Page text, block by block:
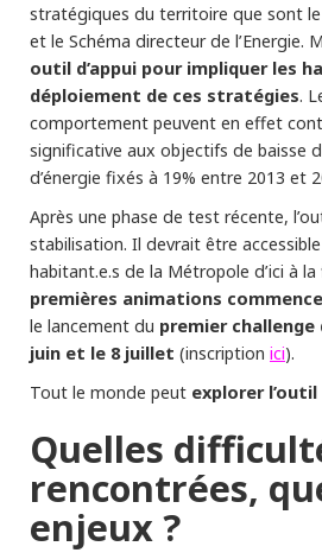
stratégiques du territoire que sont le
et le Schéma directeur de l’Energie.
outil d’appui pour impliquer les
déploiement de ces stratégies.
comportement peuvent en effet
significative aux objectifs de baisse
d’énergie fixés à 19% entre 2013 et
Après une phase de test récente,
stabilisation. Il devrait être accessible
habitant.e.s de la Métropole d’ici à la
premières animations
le lancement du premier challenge
juin et le 8 juillet (inscription ici).
Tout le monde peut explorer
Quelles
rencontrées,
enjeux ?